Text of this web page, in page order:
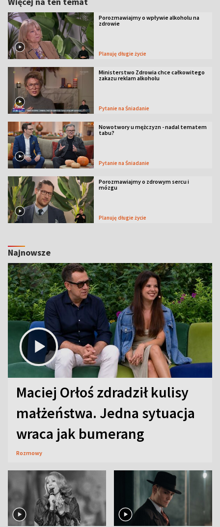
Porozmawiajmy o wpływie alkoholu na
zdrowie
Planuję długie życie
Ministerstwo Zdrowia chce całkowitego
zakazu reklam alkoholu
Pytanie na Śniadanie
Nowotwory u mężczyzn - nadal tematem
tabu?
Pytanie na Śniadanie
Porozmawiajmy o zdrowym sercu i
mózgu
Planuję długie życie
Najnowsze
Maciej Orłoś zdradził kulisy
małżeństwa. Jedna sytuacja
wraca jak bumerang
Rozmowy